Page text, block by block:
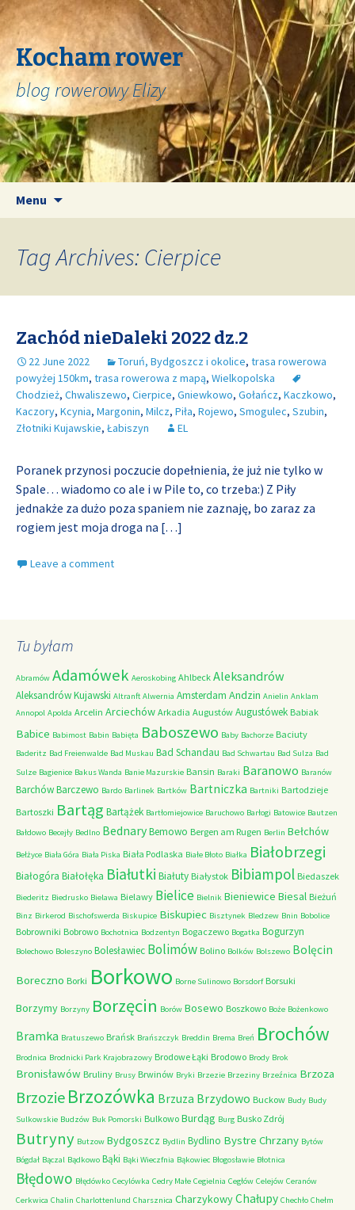
Kocham rower
blog rowerowy Elizy
Menu
Tag Archives: Cierpice
Zachód nieDaleki 2022 dz.2
22 June 2022 Toruń, Bydgoszcz i okolice, trasa rowerowa
powyżej 150km, trasa rowerowa z mapą, Wielkopolska
Chodzież, Chwaliszewo, Cierpice, Gniewkowo, Gołańcz, Kaczkowo,
Kaczory, Kcynia, Margonin, Milcz, Piła, Rojewo, Smogulec, Szubin,
Złotniki Kujawskie, Łabiszyn EL
Poranek przynosi poczucie dopełnienia, że już nie tylko w
Spale… wiadomo co ale i w Pile to, co trzeba:) Z Piły
jednakże za dużo poza spaniem nie zaznaję, bo zaraz za
rogiem jest moja droga na […]
Leave a comment
Tu byłam
Abramów Adamówek Aeroskobing Ahlbeck Aleksandrów
Aleksandrów Kujawski Altranft Alwernia Amsterdam Andzin Anielin Anklam
Annopol Apolda Arcelin Arciechów Arkadia Augustów Augustówek Babiak
Babice Babimost Babin Babięta Baboszewo Baby Bachorze Baciuty
Baderitz Bad Freienwalde Bad Muskau Bad Schandau Bad Schwartau Bad Sulza Bad
Sulze Bagienice Bakus Wanda Banie Mazurskie Bansin Baraki Baranowo Baranów
BarchówBarczewo Bardo Barlinek Bartków Bartniczka Bartniki Bartodzieje
Bartoszki Bartąg Bartążek Bartłomiejowice Baruchowo Barłogi Batowice Bautzen
Bałdowo Becejły Bedlno BednaryBemowo Bergen am Rugen Berlin Bełchów
Bełżyce Biała Góra Biała Piska Biała Podlaska Białe Błoto Białka Białobrzegi
Białogóra Białołęka Białutki Białuty Białystok Bibiampol Biedaszek
Biederitz Biedrusko Bielawa Bielawy Bielice Bielnik Bieniewice Biesal Bieżuń
Binz Birkerod Bischofswerda Biskupice Biskupiec Bisztynek Bledzew Bnin Bobolice
Bobrowniki Bobrowo Bochotnica Bodzentyn Bogaczewo Bogatka Bogurzyn
Bolechowo Boleszyno Bolesławiec Bolimów Bolino Bolków Bolszewo Bolęcin
Boreczno Borki Borkowo Borne Sulinowo Borsdorf Borsuki
Borzymy Borzyny Borzęcin Borów Bosewo Boszkowo Boże Bożenkowo
Bramka Bratuszewo Brańsk Brańszczyk Breddin Brema Breń Brochów
Brodnica Brodnicki Park Krajobrazowy Brodowe Łąki Brodowo Brody Brok
Bronisławów Bruliny Brusy Brwinów Bryki Brzezie Brzeziny Brzeźnica Brzoza
Brzozie Brzozówka Brzuza Brzydowo Buckow Budy Budy
Sulkowskie Budzów Buk Pomorski Bulkowo Burdąg Burg Busko Zdrój
Butryny Butzow Bydgoszcz Bydlin Bydlino Bystre Chrzany Bytów
Bógdał Bączal Bądkowo Bąki Bąki Wieczfnia Bąkowiec Błogosławie Błotnica
Błędowo Błędówko Cecylówka Cedry Małe Cegielnia Cegłów Celejów Ceranów
Cerkwica Chalin Charlottenlund Charsznica CharzykowyChałupy Chechło Chełm